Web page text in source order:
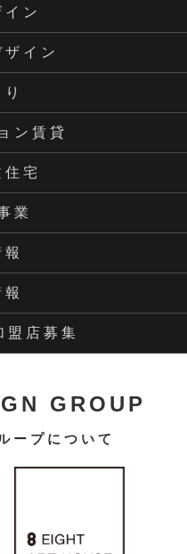
ープについて
ン
イン
ン賃貸
宅
業
店募集